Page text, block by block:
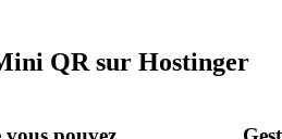
QR sur Hostinger